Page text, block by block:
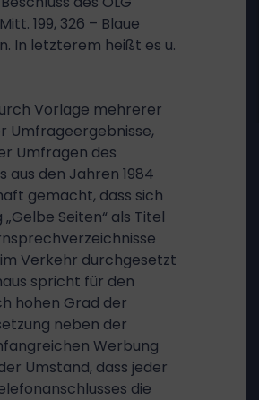
199, 326 – Blaue
In letzterem heißt es u.
Vorlage mehrerer
Umfrageergebnisse,
Umfragen des
aus den Jahren 1984
gemacht, dass sich
Seiten“ als Titel
Verkehr durchgesetzt
spricht für den
hohen Grad der
neben der
Werbung
Umstand, dass jeder
die